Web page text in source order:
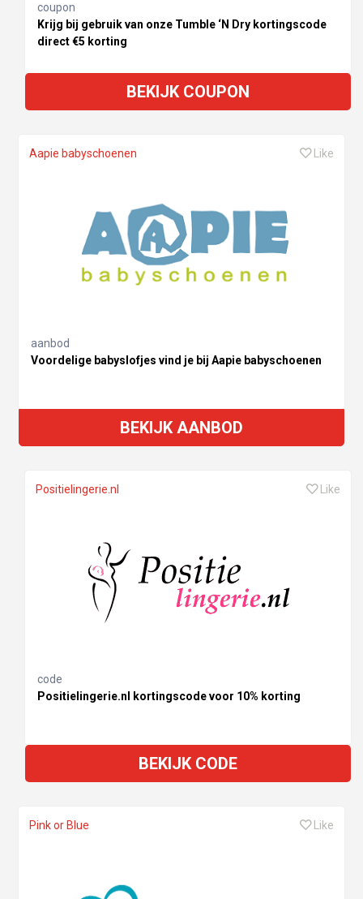
coupon
Krijg bij gebruik van onze Tumble ‘N Dry kortingscode
direct €5 korting
BEKIJK COUPON
Aapie babyschoenen Like
aanbod
Voordelige babyslofjes vind je bij Aapie babyschoenen
BEKIJK AANBOD
Positielingerie.nl Like
code
Positielingerie.nl kortingscode voor 10% korting
BEKIJK CODE
Pink or Blue Like